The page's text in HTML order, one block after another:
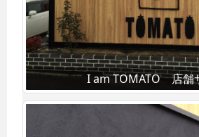
I am TOMATO 店舗